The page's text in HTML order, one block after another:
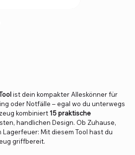
ist dein kompakter Alleskönner für
oder Notfälle – egal wo du unterwegs
kombiniert15 praktische
handlichen Design. Ob Zuhause,
Mit diesem Tool hast du
griffbereit.